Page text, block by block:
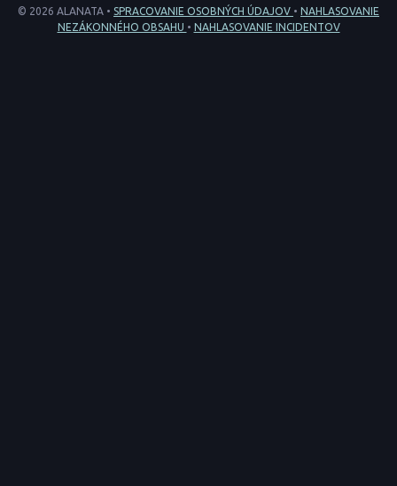
© 2026 ALANATA • SPRACOVANIE OSOBNÝCH ÚDAJOV • NAHLASOVANIE
NEZÁKONNÉHO OBSAHU • NAHLASOVANIE INCIDENTOV